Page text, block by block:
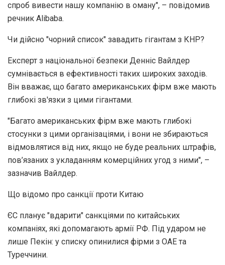
спроб вивести нашу компанію в оману", – повідомив
речник Alibaba.
Чи дійсно "чорний список" завадить гігантам з КНР?
Експерт з національної безпеки Денніс Вайлдер
сумнівається в ефективності таких широких заходів.
Він вважає, що багато американських фірм вже мають
глибокі зв'язки з цими гігантами.
"Багато американських фірм вже мають глибокі
стосунки з цими організаціями, і вони не збираються
відмовлятися від них, якщо не буде реальних штрафів,
пов’язаних з укладанням комерційних угод з ними", –
зазначив Вайлдер.
Що відомо про санкції проти Китаю
ЄС планує "вдарити" санкціями по китайських
компаніях, які допомагають армії РФ. Під ударом не
лише Пекін: у списку опинилися фірми з ОАЕ та
Туреччини.